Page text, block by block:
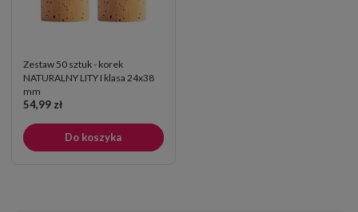
Zestaw 50 sztuk - korek
NATURALNY LITY I klasa 24x38
mm
54,99 zł
Do koszyka